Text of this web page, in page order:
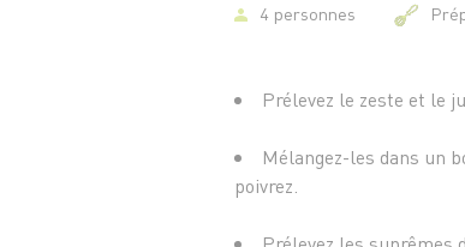
4 personnes
Prélevez le zeste et le
Mélangez-les dans un
poivrez.